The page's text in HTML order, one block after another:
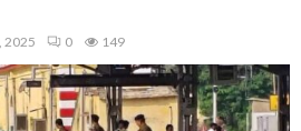
2025 0 149